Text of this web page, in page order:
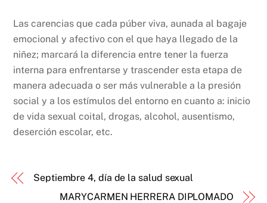
Las carencias que cada púber viva, aunada al bagaje
emocional y afectivo con el que haya llegado de la
niñez; marcará la diferencia entre tener la fuerza
interna para enfrentarse y trascender esta etapa de
manera adecuada o ser más vulnerable a la presión
social y a los estímulos del entorno en cuanto a: inicio
de vida sexual coital, drogas, alcohol, ausentismo,
deserción escolar, etc.
Septiembre 4, día de la salud sexual
MARYCARMEN HERRERA DIPLOMADO